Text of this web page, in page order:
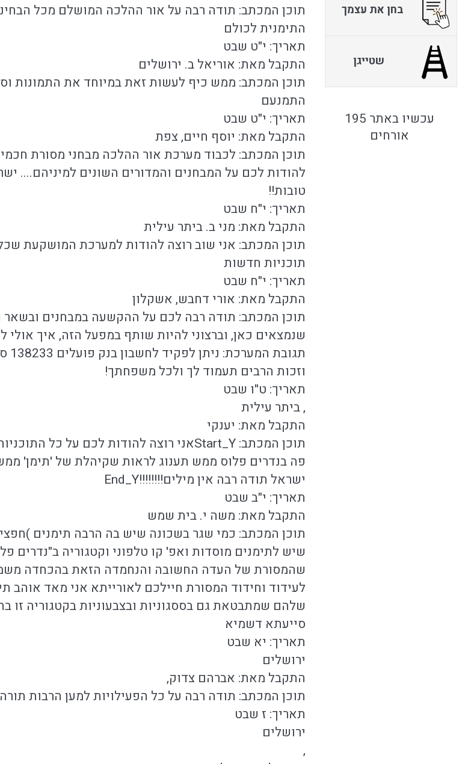
תוכן המכתב: תודה רבה על אור ההלכה המושלם מכל
התימנית לכולם
תאריך: י"ט שבט
התקבל מאת: אוריאל ב. ירושלים
תוכן המכתב: ממש כיף לעשות זאת במיוחד את התמונות
התמנעם
תאריך: י"ט שבט
התקבל מאת: יוסף חיים, צפת
תוכן המכתב: לכבוד מערכת אור ההלכה מבחני מסורת
להודות לכם על המבחנים והמדורים השונים למיניהם....
טובות!!
תאריך: י"ח שבט
התקבל מאת: מני ב. ביתר עילית
תוכן המכתב: אני שוב רוצה להודות למערכת המושקעת
תוכניות חדשות
תאריך: י"ח שבט
התקבל מאת: אורי דחבש, אשקלון
תוכן המכתב: תודה רבה לכם על ההקשעה במבחנים ובשאר
שנמצאים כאן, וברצוני להיות שותף במפעל הזה, איך אולי
תגובת המערכת: ניתן לפקיד לחשבון בנק פועלים 138233 סניף 694 ברוך תהיה
וזכות הרבים תעמוד לך ולכל משפחתך!
תאריך: ט"ו שבט
, ביתר עילית
התקבל מאת: יענקי
תוכן המכתב: Start_Yאני רוצה להודות לכם על כל התוכניות היפות שאתם מכניסים
פה בנדרים פלוס ממש תענוג לראות שקיהלת של 'תימן'
ישראל תודה רבה אין מילים!!!!!!!!End_Y
תאריך: י"ב שבט
התקבל מאת: משה י. בית שמש
תוכן המכתב: כמי שגר בשכונה שיש בה הרבה תימנים
שיש לתימנים מוסדות ואפ' קו טלפוני וקטגוריה ב"נדרים
שהמסורת של העדה החשובה והנחמדה הזאת בהכחדה
לעידוד וחידוד המסורת חיילכם לאורייתא אני מאד אוהב
שלהם שמתבטאת גם בססגוניות ובצבעוניות בקטגוריה זו
סייעתא דשמיא
תאריך: יא שבט
ירושלים
התקבל מאת: אברהם צדוק,
תוכן המכתב: תודה רבה על כל הפעילויות למען הרבות
תאריך: ז שבט
ירושלים
,
בחן את עצמך
שטייגן
עכשיו באתר 195
אורחים